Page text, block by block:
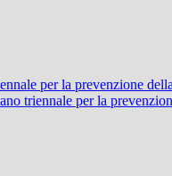
per la prevenzione
triennale per la